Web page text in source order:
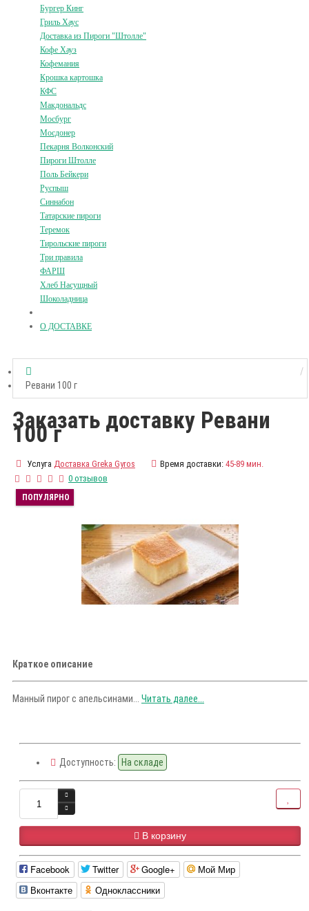
Бургер Кинг
Гриль Хаус
Доставка из Пироги "Штолле"
Кофе Хауз
Кофемания
Крошка картошка
КФС
Макдональдс
Мосбург
Мосдонер
Пекарня Волконский
Пироги Штолле
Поль Бейкери
Руспыш
Синнабон
Татарские пироги
Теремок
Тирольские пироги
Три правила
ФАРШ
Хлеб Насущный
Шоколадница
О ДОСТАВКЕ
Ревани 100 г
Заказать доставку Ревани
100 г
Услуга Доставка Greka Gyros Время доставки: 45-89 мин.
0 отзывов
ПОПУЛЯРНО
Краткое описание
Манный пирог с апельсинами... Читать далее...
Доступность: На складе
В корзину
Facebook Twitter Google+
Мой Мир
Вконтакте
Одноклассники